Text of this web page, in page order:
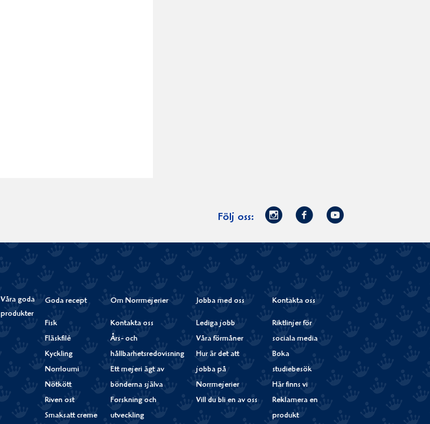
Följ oss:
Norrmejerier
Instagram
Facebook
Youtube
Våra goda
produkter
Goda recept
Fisk
Fläskfilé
Kyckling
Norrloumi
Nötkött
Riven ost
Smaksatt creme
Om Norrmejerier
Kontakta oss
Års- och
hållbarhetsredovisning
Ett mejeri ägt av
bönderna själva
Forskning och
utveckling
Jobba med oss
Lediga jobb
Våra förmåner
Hur är det att
jobba på
Norrmejerier
Vill du bli en av oss
Kontakta oss
Riktlinjer för
sociala media
Boka
studiebesök
Här finns vi
Reklamera en
produkt